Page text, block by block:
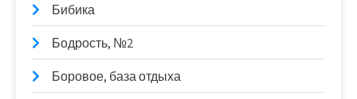
Бибика
Бодрость, №2
Боровое, база отдыха